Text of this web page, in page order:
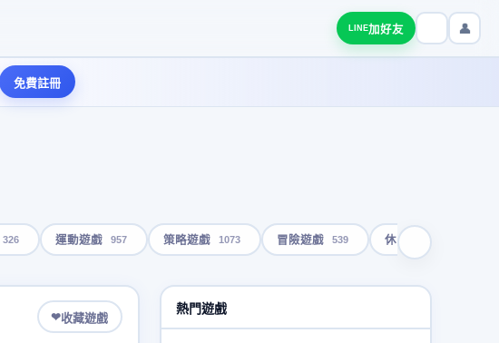
LINE加好友 👤
免費註冊
326 運動遊戲 957 策略遊戲 1073 冒險遊戲 539 休閒遊戲
❤收藏遊戲
熱門遊戲